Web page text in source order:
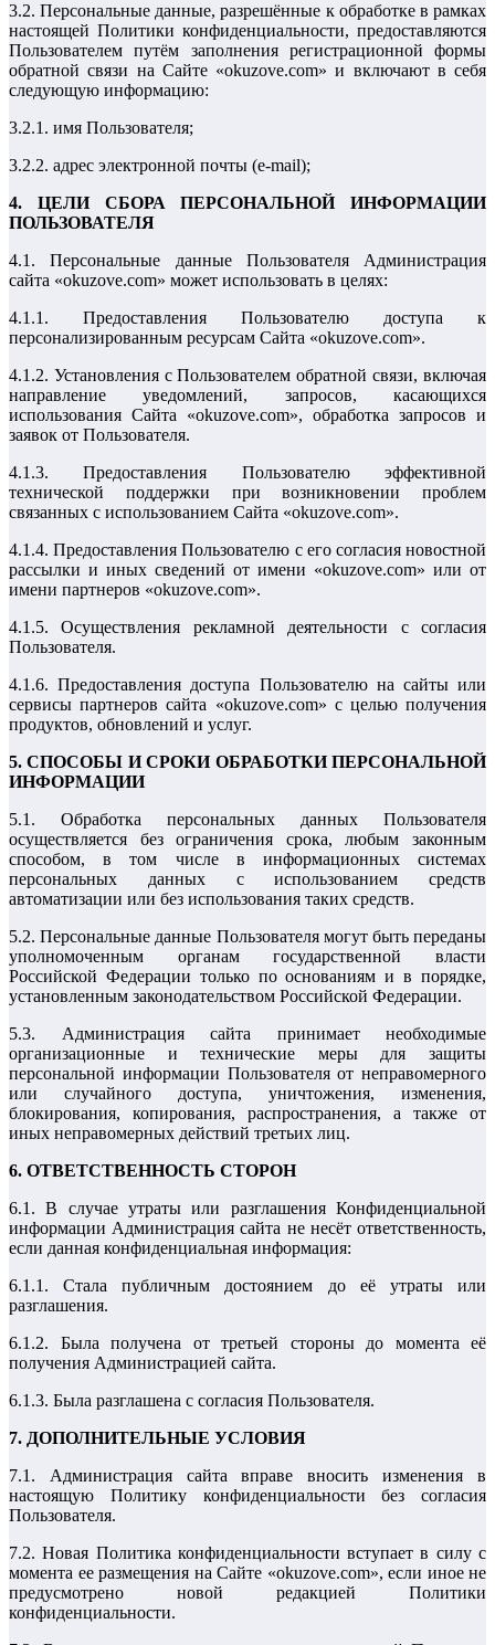
3.2. Персональные данные, разрешённые к обработке в рамках
настоящей Политики конфиденциальности, предоставляются
Пользователем путём заполнения регистрационной формы
обратной связи на Сайте «okuzove.com» и включают в себя
следующую информацию:
3.2.1. имя Пользователя;
3.2.2. адрес электронной почты (e-mail);
4. ЦЕЛИ СБОРА ПЕРСОНАЛЬНОЙ ИНФОРМАЦИИ
ПОЛЬЗОВАТЕЛЯ
4.1. Персональные данные Пользователя Администрация
сайта «okuzove.com» может использовать в целях:
4.1.1. Предоставления Пользователю доступа к
персонализированным ресурсам Сайта «okuzove.com».
4.1.2. Установления с Пользователем обратной связи, включая
направление уведомлений, запросов, касающихся
использования Сайта «okuzove.com», обработка запросов и
заявок от Пользователя.
4.1.3. Предоставления Пользователю эффективной
технической поддержки при возникновении проблем
связанных с использованием Сайта «okuzove.com».
4.1.4. Предоставления Пользователю с его согласия новостной
рассылки и иных сведений от имени «okuzove.com» или от
имени партнеров «okuzove.com».
4.1.5. Осуществления рекламной деятельности с согласия
Пользователя.
4.1.6. Предоставления доступа Пользователю на сайты или
сервисы партнеров сайта «okuzove.com» с целью получения
продуктов, обновлений и услуг.
5. СПОСОБЫ И СРОКИ ОБРАБОТКИ ПЕРСОНАЛЬНОЙ
ИНФОРМАЦИИ
5.1. Обработка персональных данных Пользователя
осуществляется без ограничения срока, любым законным
способом, в том числе в информационных системах
персональных данных с использованием средств
автоматизации или без использования таких средств.
5.2. Персональные данные Пользователя могут быть переданы
уполномоченным органам государственной власти
Российской Федерации только по основаниям и в порядке,
установленным законодательством Российской Федерации.
5.3. Администрация сайта принимает необходимые
организационные и технические меры для защиты
персональной информации Пользователя от неправомерного
или случайного доступа, уничтожения, изменения,
блокирования, копирования, распространения, а также от
иных неправомерных действий третьих лиц.
6. ОТВЕТСТВЕННОСТЬ СТОРОН
6.1. В случае утраты или разглашения Конфиденциальной
информации Администрация сайта не несёт ответственность,
если данная конфиденциальная информация:
6.1.1. Стала публичным достоянием до её утраты или
разглашения.
6.1.2. Была получена от третьей стороны до момента её
получения Администрацией сайта.
6.1.3. Была разглашена с согласия Пользователя.
7. ДОПОЛНИТЕЛЬНЫЕ УСЛОВИЯ
7.1. Администрация сайта вправе вносить изменения в
настоящую Политику конфиденциальности без согласия
Пользователя.
7.2. Новая Политика конфиденциальности вступает в силу с
момента ее размещения на Сайте «okuzove.com», если иное не
предусмотрено новой редакцией Политики
конфиденциальности.